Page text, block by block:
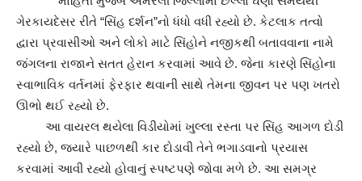
ગેરકાયદેસર રીતે “સિંહ દર્શન”નો ધંધો વધી રહ્યો છે. કેટલાક તત્વો
દ્વારા પ્રવાસીઓ અને લોકો માટે સિંહોને નજીકથી બતાવવાના નામે
જંગલના રાજાને સતત હેરાન કરવામાં આવે છે. જેના કારણે સિંહોના
સ્વાભાવિક વર્તનમાં ફેરફાર થવાની સાથે તેમના જીવન પર પણ ખતરો
ઊભો થઈ રહ્યો છે.
આ વાયરલ થયેલા વિડીયોમાં ખુલ્લા રસ્તા પર સિંહ આગળ દોડી
રહ્યો છે, જ્યારે પાછળથી કાર દોડાવી તેને ભગાડવાનો પ્રયાસ
કરવામાં આવી રહ્યો હોવાનું સ્પષ્ટપણે જોવા મળે છે. આ સમગ્ર